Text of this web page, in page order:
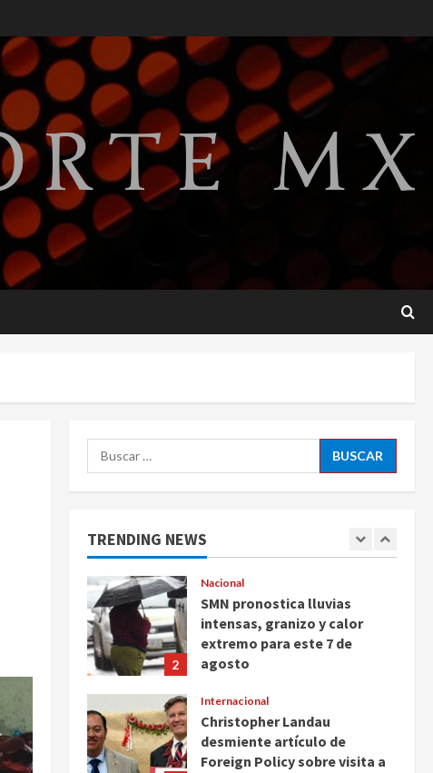
Buscar:
TRENDING NEWS
2
intensas, granizo y calor
extremo para este 7 de
agosto 7, 2026
3
Internacional
Christopher Landau
desmiente artículo de
Foreign Policy sobre visita a
Islas Salomón
buscado por Interpol
obstrucción en el caso
1
Caliente
2
Nacional
SMN pronostica lluvias
intensas, granizo y calor
extremo para este 7 de
agosto
Internacional
Christopher Landau
desmiente artículo de
Foreign Policy sobre visita a